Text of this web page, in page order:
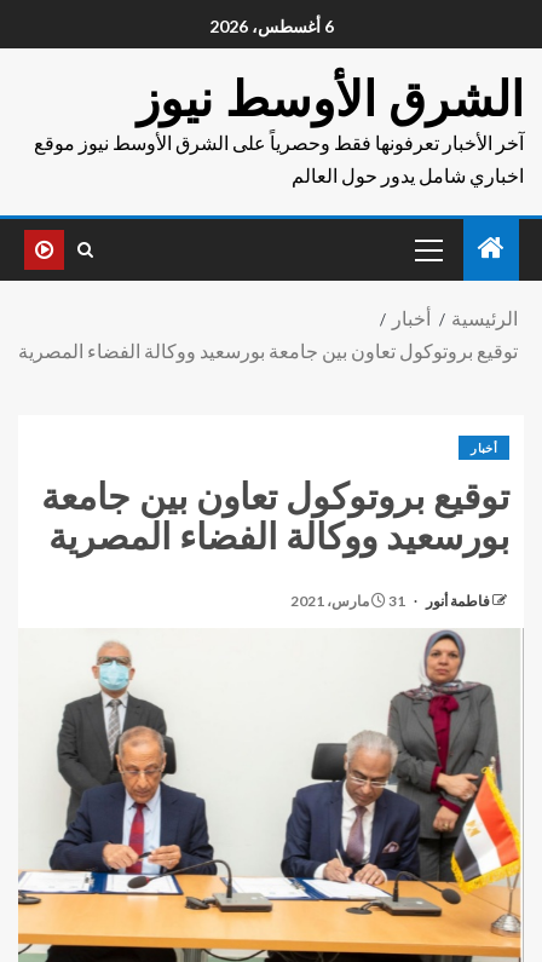
6 أغسطس، 2026
الشرق الأوسط نيوز
آخر الأخبار تعرفونها فقط وحصرياً على الشرق الأوسط نيوز موقع
اخباري شامل يدور حول العالم
الرئيسية
أخبار
توقيع بروتوكول تعاون بين جامعة بورسعيد ووكالة الفضاء المصرية
أخبار
توقيع بروتوكول تعاون بين جامعة
بورسعيد ووكالة الفضاء المصرية
فاطمة أنور 31 مارس، 2021